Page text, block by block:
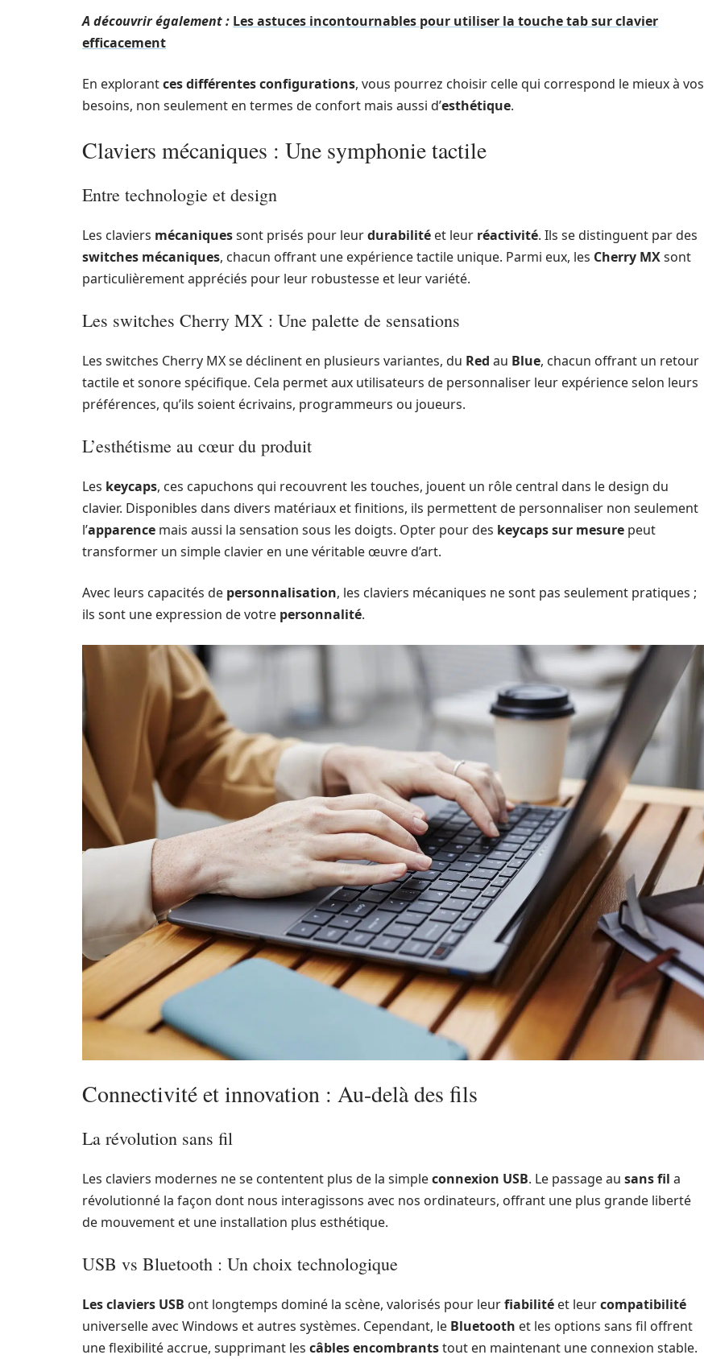
A découvrir également : Les astuces incontournables pour utiliser la touche tab sur clavier
efficacement
En explorantces différentes configurations, vous pourrez choisir celle qui correspond le mieux à vos
besoins, non seulement en termes de confort mais aussi d’esthétique.
Claviers mécaniques : Une symphonie tactile
Entre technologie et design
Les claviers mécaniquessont prisés pour leurdurabilité et leur réactivité. Ils se distinguent par des
switches mécaniques, chacun offrant une expérience tactile unique. Parmi eux, les Cherry MXsont
particulièrement appréciés pour leur robustesse et leur variété.
Les switches Cherry MX : Une palette de sensations
Les switches Cherry MX se déclinent en plusieurs variantes, du Red au Blue, chacun offrant un retour
tactile et sonore spécifique. Cela permet aux utilisateurs de personnaliser leur expérience selon leurs
préférences, qu’ils soient écrivains, programmeurs ou joueurs.
L’esthétisme au cœur du produit
Les keycaps, ces capuchons qui recouvrent les touches, jouent un rôle central dans le design du
clavier. Disponibles dans divers matériaux et finitions, ils permettent de personnaliser non seulement
l’apparence mais aussi la sensation sous les doigts. Opter pour des keycaps sur mesure peut
transformer un simple clavier en une véritable œuvre d’art.
Avec leurs capacités de personnalisation, les claviers mécaniques ne sont pas seulement pratiques ;
ils sont une expression de votre personnalité.
Connectivité et innovation : Au-delà des fils
La révolution sans fil
Les claviers modernes ne se contentent plus de la simpleconnexion USB. Le passage au sans fil a
révolutionné la façon dont nous interagissons avec nos ordinateurs, offrant une plus grande liberté
de mouvement et une installation plus esthétique.
USB vs Bluetooth : Un choix technologique
Les claviers USB ont longtemps dominé la scène, valorisés pour leurfiabilité et leurcompatibilité
universelle avec Windows et autres systèmes. Cependant, le Bluetooth et les options sans fil offrent
une flexibilité accrue, supprimant les câbles encombrantstout en maintenant une connexion stable.